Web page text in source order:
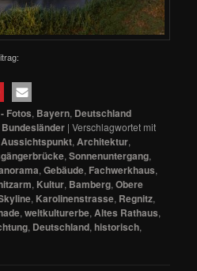
Fotos, Bayern, Deutschland
Bundesländer |Verschlagwortet mit
Aussichtspunkt, Architektur,
,Sonnenuntergang,
,Gebäude, Fachwerkhaus,
, Kultur, Bamberg,Obere
, Karolinenstrasse, Regnitz,
,weltkulturerbe, Altes Rathaus,
, Deutschland,historisch,